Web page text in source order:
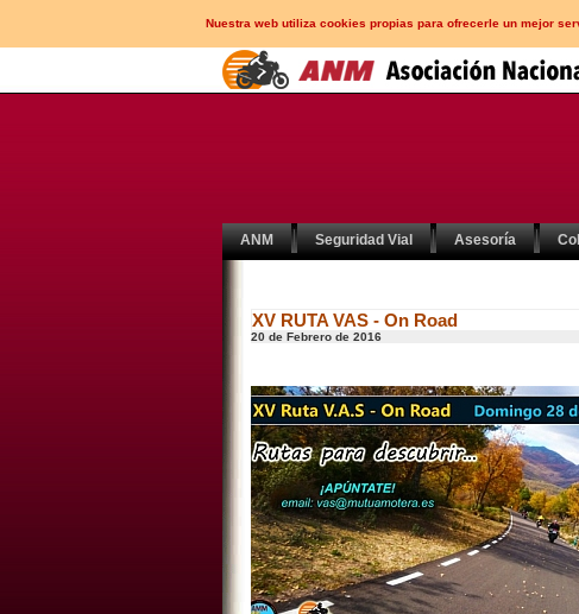
Nuestra web utiliza cookies propias para ofrecerle un mejor
ANM Seguridad Vial Asesoría
XV RUTA VAS - On Road
20 de Febrero de 2016